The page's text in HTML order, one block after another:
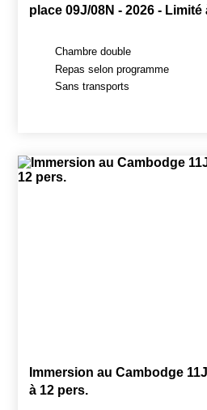
place 09J/08N - 2026 - Limité
Chambre double
Repas selon programme
Sans transports
Immersion au Cambodge
à 12 pers.